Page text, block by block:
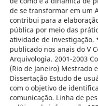
de se transformar em um
contribui para a
pública por meio das
atividade de
publicado nos anais do V
Arquivologia. 2001-2003
(Rio de Janeiro) Mestrado
Dissertação Estudo de
com o objetivo de
comunicação. Linha de